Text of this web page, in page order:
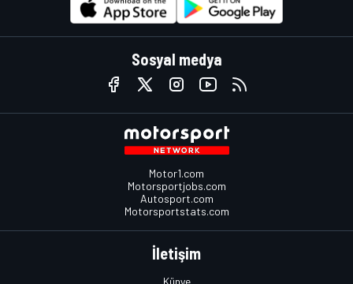
Sosyal medya
Motor1.com
Motorsportjobs.com
Autosport.com
Motorsportstats.com
İletişim
Künye